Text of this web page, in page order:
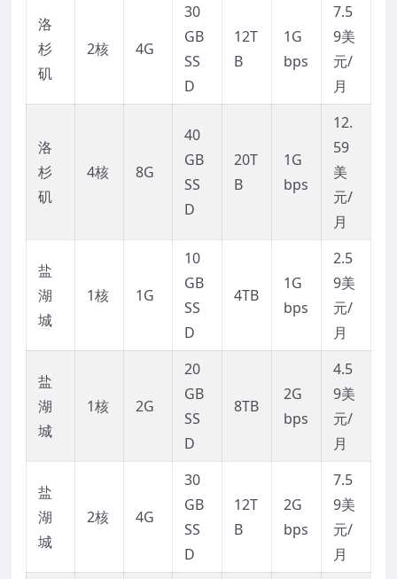
洛
杉
矶
2核 4G
30
GB
SS
D
12T
B
1G
bps
7.5
9美
元/
月
洛
杉
矶
4核 8G
40
GB
SS
D
20T
B
1G
bps
12.
59
美
元/
月
盐
湖
城
1核 1G
10
GB
SS
D
4TB
1G
bps
2.5
9美
元/
月
盐
湖
城
1核 2G
20
GB
SS
D
8TB
2G
bps
4.5
9美
元/
月
盐
湖
城
2核 4G
30
GB
SS
D
12T
B
2G
bps
7.5
9美
元/
月